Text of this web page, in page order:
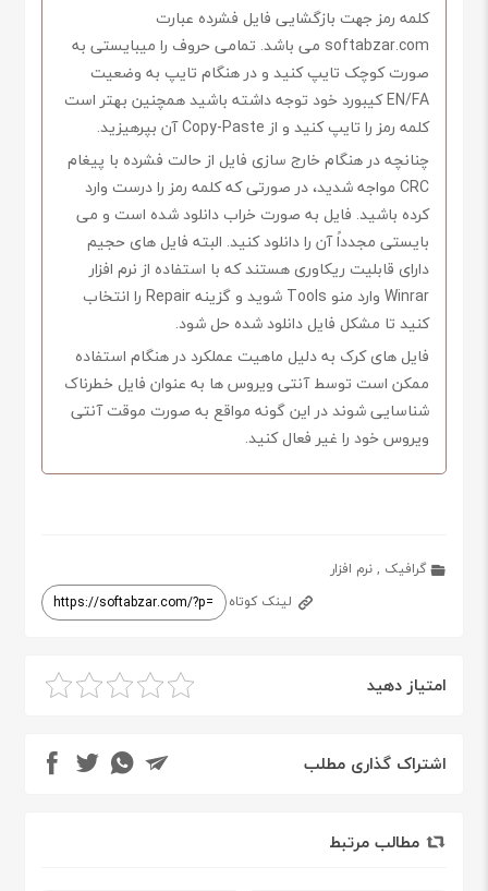
کلمه رمز جهت بازگشایی فایل فشرده عبارت
softabzar.com می باشد. تمامی حروف را میبایستی به
صورت کوچک تایپ کنید و در هنگام تایپ به وضعیت
EN/FA کیبورد خود توجه داشته باشید همچنین بهتر است
کلمه رمز را تایپ کنید و از Copy-Paste آن بپرهیزید.
چنانچه در هنگام خارج سازی فایل از حالت فشرده با پیغام
CRC مواجه شدید، در صورتی که کلمه رمز را درست وارد
کرده باشید. فایل به صورت خراب دانلود شده است و می
بایستی مجدداً آن را دانلود کنید. البته فایل های حجیم
دارای قابلیت ریکاوری هستند که با استفاده از نرم افزار
Winrar وارد منو Tools شوید و گزینه Repair را انتخاب
کنید تا مشکل فایل دانلود شده حل شود.
فایل های کرک به دلیل ماهیت عملکرد در هنگام استفاده
ممکن است توسط آنتی ویروس ها به عنوان فایل خطرناک
شناسایی شوند در این گونه مواقع به صورت موقت آنتی
ویروس خود را غیر فعال کنید.
گرافیک ,نرم افزار
لینک کوتاه
امتیاز دهید
اشتراک گذاری مطلب
مطالب مرتبط